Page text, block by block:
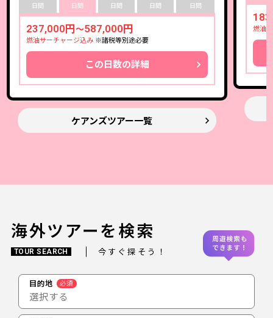
日間 日間 日間 日間 日間
237,000円～587,000円
燃油サーチャージ込み ※諸税等別途必要
この日数の詳細
ケアンズツアー一覧
燃油
海外ツアーを検索
TOUR SEARCH 今すぐ探そう！
目的地 必須
選択する